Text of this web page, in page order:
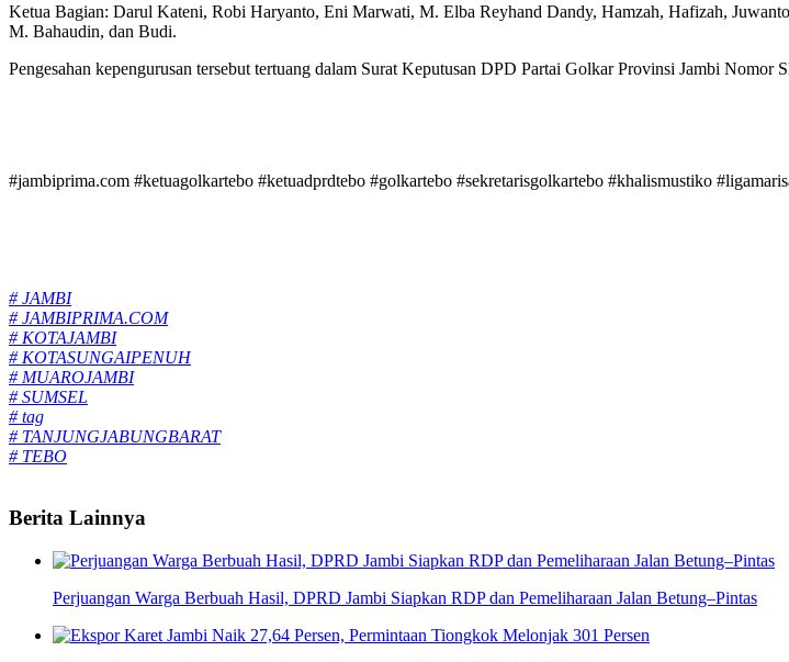
Ketua Bagian: Darul Kateni, Robi Haryanto, Eni Marwati, M. Elba Reyhand Dandy, Hamzah, Hafizah,
M. Bahaudin, dan Budi.
Pengesahan kepengurusan tersebut tertuang dalam Surat Keputusan DPD Partai Golkar Provinsi Jambi
#jambiprima.com #ketuagolkartebo #ketuadprdtebo #golkartebo #sekretarisgolkartebo #khalismustiko
# JAMBI
# JAMBIPRIMA.COM
# KOTAJAMBI
# KOTASUNGAIPENUH
# MUAROJAMBI
# SUMSEL
# tag
# TANJUNGJABUNGBARAT
# TEBO
Berita Lainnya
Perjuangan Warga Berbuah Hasil, DPRD Jambi Siapkan RDP dan Pemeliharaan Jalan Betung–Pintas